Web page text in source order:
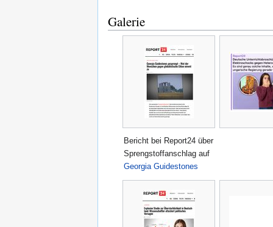
Galerie
Bericht bei Report24 über
Sprengstoffanschlag auf
Georgia Guidestones